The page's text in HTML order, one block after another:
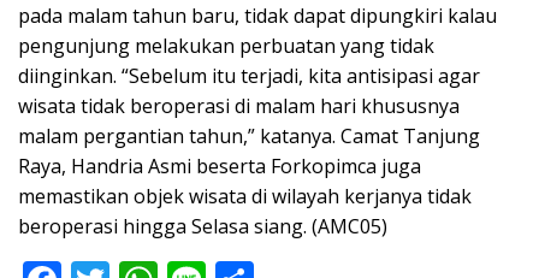
pada malam tahun baru, tidak dapat dipungkiri kalau
pengunjung melakukan perbuatan yang tidak
diinginkan. “Sebelum itu terjadi, kita antisipasi agar
wisata tidak beroperasi di malam hari khususnya
malam pergantian tahun,” katanya. Camat Tanjung
Raya, Handria Asmi beserta Forkopimca juga
memastikan objek wisata di wilayah kerjanya tidak
beroperasi hingga Selasa siang. (AMC05)